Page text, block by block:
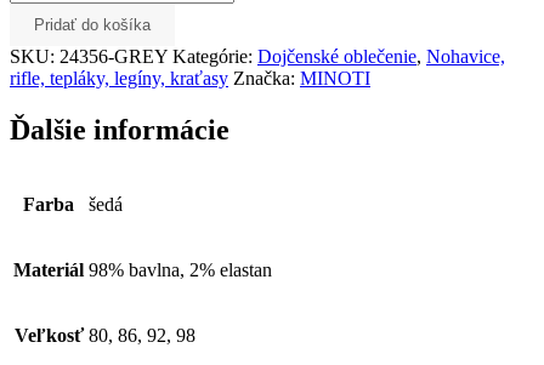
Pridať do košíka
SKU: 24356-GREY Kategórie: Dojčenské oblečenie, Nohavice,
rifle, tepláky, legíny, kraťasy Značka: MINOTI
Ďalšie informácie
Farba šedá
Materiál 98% bavlna, 2% elastan
Veľkosť 80, 86, 92, 98